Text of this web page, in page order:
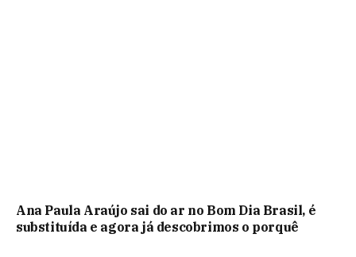
Ana Paula Araújo sai do ar no Bom Dia Brasil, é
substituída e agora já descobrimos o porquê